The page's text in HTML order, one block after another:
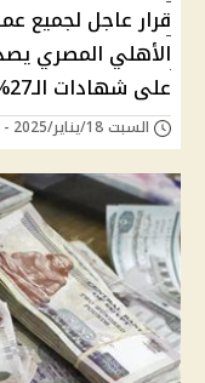
قرار عاجل لجميع
الأهلي المصري
على شهادات الـ27%
السبت 18/يناير/2025 - 03:26 م